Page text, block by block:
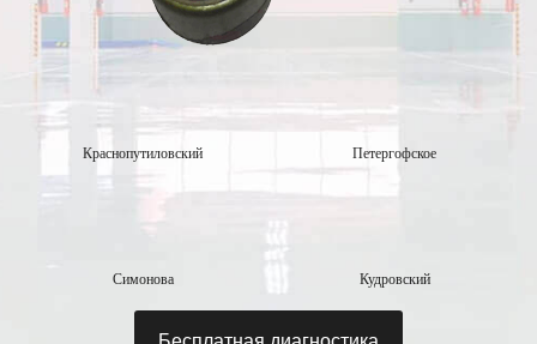
Краснопутиловский Петергофское
Симонова Кудровский